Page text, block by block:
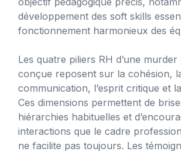
développement des soft skills
fonctionnement harmonieux des
Les quatre piliers RH d’une
conçue reposent sur la cohésion,
communication, l’esprit critique et
Ces dimensions permettent de
hiérarchies habituelles et
interactions que le cadre
ne facilite pas toujours. Les